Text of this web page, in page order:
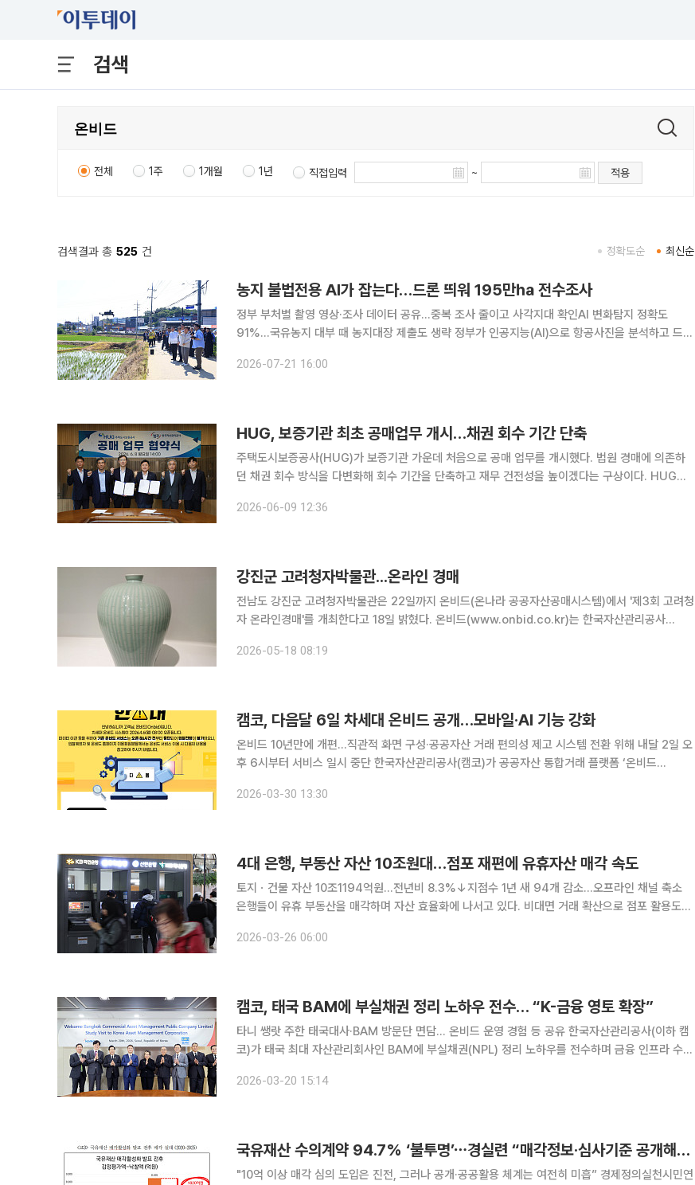
검색
전체 1주 1개월 1년 직접입력 ~ 적용
검색결과 총 525 건 최신순
정확도순
농지 불법전용 AI가 잡는다…드론 띄워 195만㏊ 전수조사
정부 부처별 촬영 영상·조사 데이터 공유…중복 조사 줄이고 사각지대 확인AI 변화탐지 정확도
91%…국유농지 대부 때 농지대장 제출도 생략 정부가 인공지능(AI)으로 항공사진을 분석하고 드론
상과 조사 데이터를 공동으로 활용해 현장 접근이 어려운 농지까지 들
2026-07-21 16:00
HUG, 보증기관 최초 공매업무 개시…채권 회수 기간 단축
주택도시보증공사(HUG)가 보증기관 가운데 처음으로 공매 업무를 개시했다. 법원 경매에 의존하
던 채권 회수 방식을 다변화해 회수 기간을 단축하고 재무 건전성을 높이겠다는 구상이다. HUG는
밝혔다. 양 기관은 3월 HUG에 공매 권한을 부여하는 주택도시기금법 개
2026-06-09 12:36
강진군 고려청자박물관...온라인 경매
전남도 강진군 고려청자박물관은 22일까지 온비드(온나라 공공자산공매시스템)에서 '제3회 고려청
자 온라인경매'를 개최한다고 18일 밝혔다. 온비드(www.onbid.co.kr)는 한국자산관리공사
수 있다. 이번 경매에는 고려청자 연구와 재현에 앞장서고 있는
2026-05-18 08:19
캠코, 다음달 6일 차세대 온비드 공개…모바일·AI 기능 강화
온비드 10년만에 개편…직관적 화면 구성·공공자산 거래 편의성 제고 시스템 전환 위해 내달 2일 오
후 6시부터 서비스 일시 중단 한국자산관리공사(캠코)가 공공자산 통합거래 플랫폼 ‘온비드
2026-03-30 13:30
4대 은행, 부동산 자산 10조원대…점포 재편에 유휴자산 매각 속도
토지ㆍ건물 자산 10조1194억원…전년비 8.3%↓지점수 1년 새 94개 감소…오프라인 채널 축소
은행들이 유휴 부동산을 매각하며 자산 효율화에 나서고 있다. 비대면 거래 확산으로 점포 활용도가
신한·하나·우리)의 지난해 말 기준 본·지점 등 부동산 자산(
2026-03-26 06:00
캠코, 태국 BAM에 부실채권 정리 노하우 전수… “K-금융 영토 확장”
타니 쌩랏 주한 태국대사·BAM 방문단 면담… 온비드 운영 경험 등 공유 한국자산관리공사(이하 캠
코)가 태국 최대 자산관리회사인 BAM에 부실채권(NPL) 정리 노하우를 전수하며 금융 인프라 수출
산관리회사(BAM) 고위급 방문단을 대상으로 캠코의 부실채권 정리
2026-03-20 15:14
국유재산 수의계약 94.7% ‘불투명’⋯경실련 “매각정보·심사기준 공개해야"
"10억 이상 매각 심의 도입은 진전, 그러나 공개·공공활용 체계는 여전히 미흡” 경제정의실천시민연